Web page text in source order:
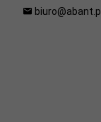
biuro@abant.pl